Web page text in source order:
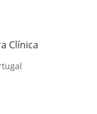
Clínica